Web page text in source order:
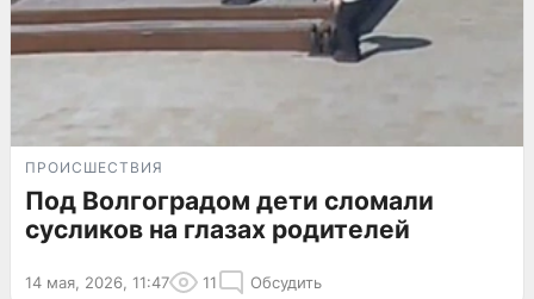
ПРОИСШЕСТВИЯ
Под Волгоградом дети сломали
сусликов на глазах родителей
14 мая, 2026, 11:47 11 Обсудить